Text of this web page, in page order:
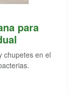
para
chupetes en el